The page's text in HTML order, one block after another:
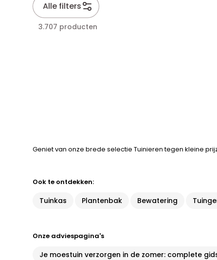
Alle filters
3.707 producten
Geniet van onze brede selectie Tuinieren tegen kleine
Ook te ontdekken:
Tuinkas Plantenbak Bewatering
Onze adviespagina's
Je moestuin verzorgen in de zomer: complete